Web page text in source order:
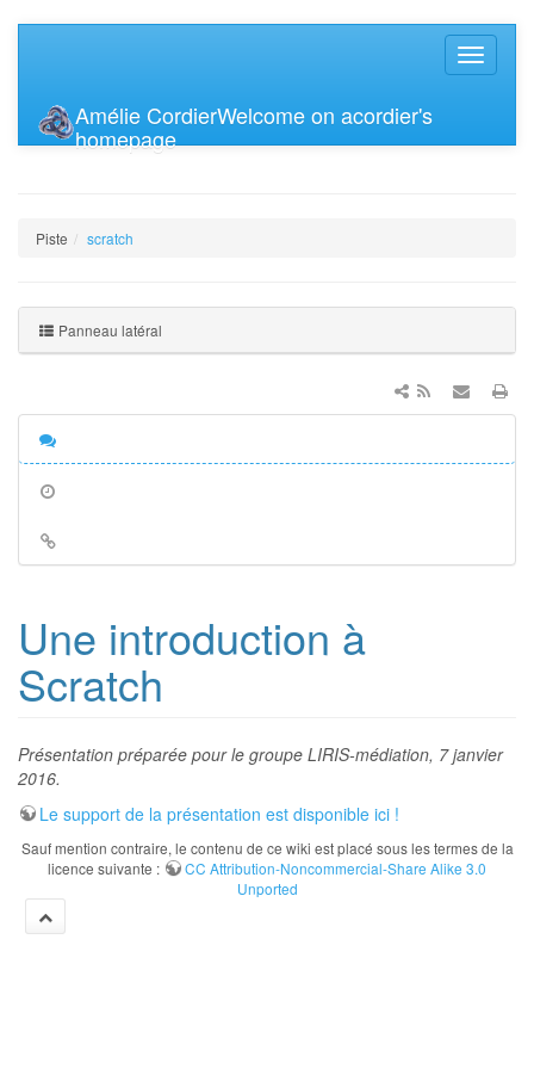
Amélie CordierWelcome on acordier's
homepage
Piste scratch
Panneau latéral
de
Une introduction à
Scratch
Présentation préparée pour le groupe LIRIS-médiation, 7 janvier
2016.
Le support de la présentation est disponible ici !
Sauf mention contraire, le contenu de ce wiki est placé sous les termes de la
licence suivante :
CC Attribution-Noncommercial-Share Alike 3.0
Unported